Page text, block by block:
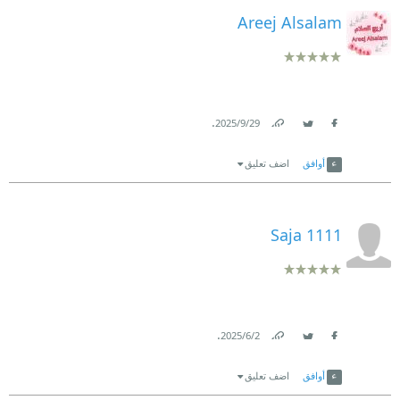
Areej Alsalam
29‏/9‏/2025
.
أوافق اضف تعليق
Saja 1111
2‏/6‏/2025
.
أوافق اضف تعليق